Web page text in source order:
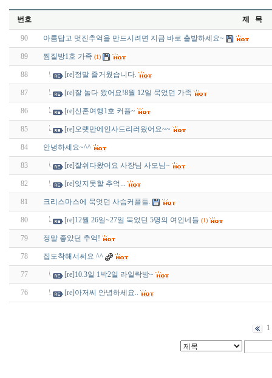
번호 제 목
90 아름답고 멋진추억을 만드시려면 지금 바로 출발하세요~
89 찜질방1호 가족 (1)
88 [re]정말 즐거웠습니다.
87 [re]잘 놀다 왔어요!8월 12일 묵었던 가족
86 [re]신혼여행1호 커플~
85 [re]오랫만에인사드리러왔어요~~
84 안녕하세요~^^
83 [re]잘쉬다왔어요 사장님 사모님~
82 [re]잊지못할 추억...
81 크리스마스에 묵엇던 사슴커플들.
80 [re]12월 26일~27일 묵었던 5명의 여인네들 (1)
79 정말 좋았던 추억!
78 집도착해서써요 ^^
77 [re]10.3일 1박2일 라일락방~
76 [re]아저씨 안녕하세요..
1